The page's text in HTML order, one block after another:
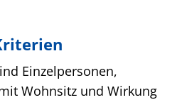
Einzelpersonen,
Wohnsitz und Wirkung